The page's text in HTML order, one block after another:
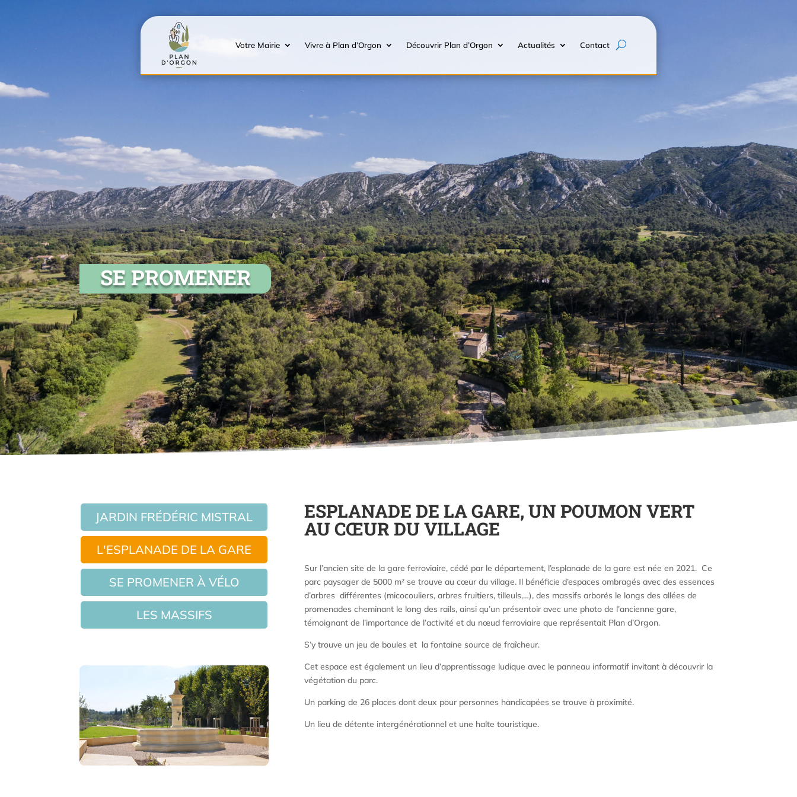
Votre Mairie Vivre à Plan d’Orgon Découvrir Plan d’Orgon Actualités Contact
SE PROMENER
JARDIN FRÉDÉRIC MISTRAL
L'ESPLANADE DE LA GARE
SE PROMENER À VÉLO
LES MASSIFS
ESPLANADE DE LA GARE, UN POUMON VERT
AU CŒUR DU VILLAGE
Sur l’ancien site de la gare ferroviaire, cédé par le département, l’esplanade de la gare est née en 2021. Ce
parc paysager de 5000 m² se trouve au cœur du village. Il bénéficie d’espaces ombragés avec des essences
d’arbres différentes (micocouliers, arbres fruitiers, tilleuls,…), des massifs arborés le longs des allées de
promenades cheminant le long des rails, ainsi qu’un présentoir avec une photo de l’ancienne gare,
témoignant de l’importance de l’activité et du nœud ferroviaire que représentait Plan d’Orgon.
S’y trouve un jeu de boules et la fontaine source de fraîcheur.
Cet espace est également un lieu d’apprentissage ludique avec le panneau informatif invitant à découvrir la
végétation du parc.
Un parking de 26 places dont deux pour personnes handicapées se trouve à proximité.
Un lieu de détente intergénérationnel et une halte touristique.